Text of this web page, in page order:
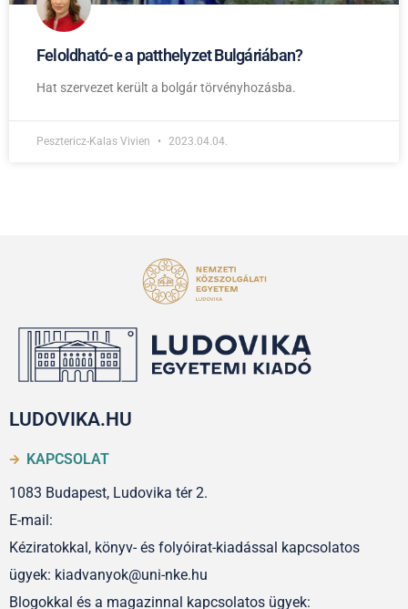
Feloldható-e a patthelyzet Bulgáriában?
Hat szervezet került a bolgár törvényhozásba.
Pesztericz-Kalas Vivien 2023.04.04.
LUDOVIKA.HU
KAPCSOLAT
1083 Budapest, Ludovika tér 2.
E-mail:
Kéziratokkal, könyv- és folyóirat-kiadással kapcsolatos
ügyek: kiadvanyok@uni-nke.hu
Blogokkal és a magazinnal kapcsolatos ügyek: